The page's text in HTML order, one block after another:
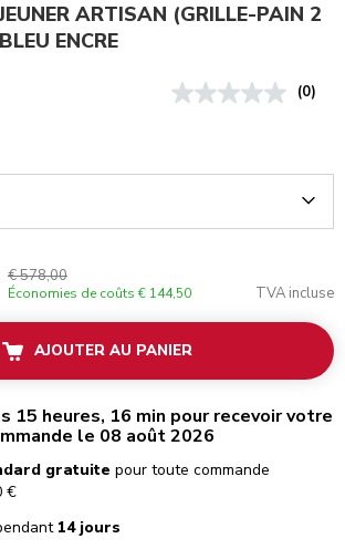
ARTISAN (GRILLE-PAIN 2
ENCRE
(0)
€ 578,00
Économies de coûts € 144,50 TVA incluse
AJOUTER AU PANIER
15 heures, 16 min pour recevoir votre
le 08 août 2026
gratuite pour toute commande
€
14 jours